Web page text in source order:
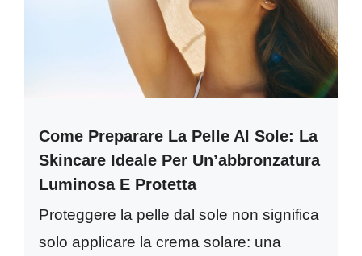
Come Preparare La Pelle Al Sole: La
Skincare Ideale Per Un’abbronzatura
Luminosa E Protetta
Proteggere la pelle dal sole non significa
solo applicare la crema solare: una